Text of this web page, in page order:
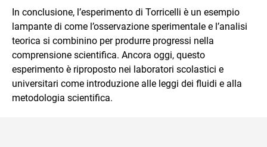
In conclusione, l’esperimento di Torricelli è un esempio
lampante di come l’osservazione sperimentale e l’analisi
teorica si combinino per produrre progressi nella
comprensione scientifica. Ancora oggi, questo
esperimento è riproposto nei laboratori scolastici e
universitari come introduzione alle leggi dei fluidi e alla
metodologia scientifica.